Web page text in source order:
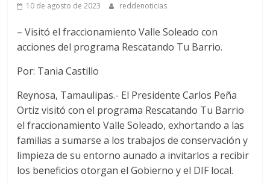
10 de agosto de 2023 reddenoticias
– Visitó el fraccionamiento Valle Soleado con
acciones del programa Rescatando Tu Barrio.
Por: Tania Castillo
Reynosa, Tamaulipas.- El Presidente Carlos Peña
Ortiz visitó con el programa Rescatando Tu Barrio
el fraccionamiento Valle Soleado, exhortando a las
familias a sumarse a los trabajos de conservación y
limpieza de su entorno aunado a invitarlos a recibir
los beneficios otorgan el Gobierno y el DIF local.